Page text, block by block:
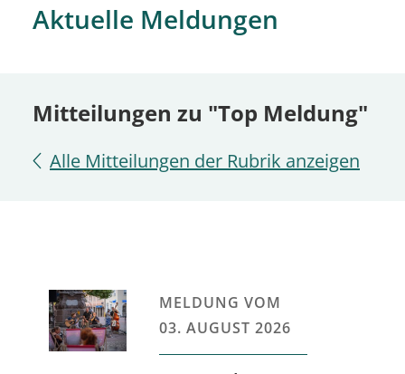
Aktuelle Meldungen
Mitteilungen zu "Top Meldung"
Alle Mitteilungen der Rubrik anzeigen
MELDUNG VOM
03. AUGUST 2026